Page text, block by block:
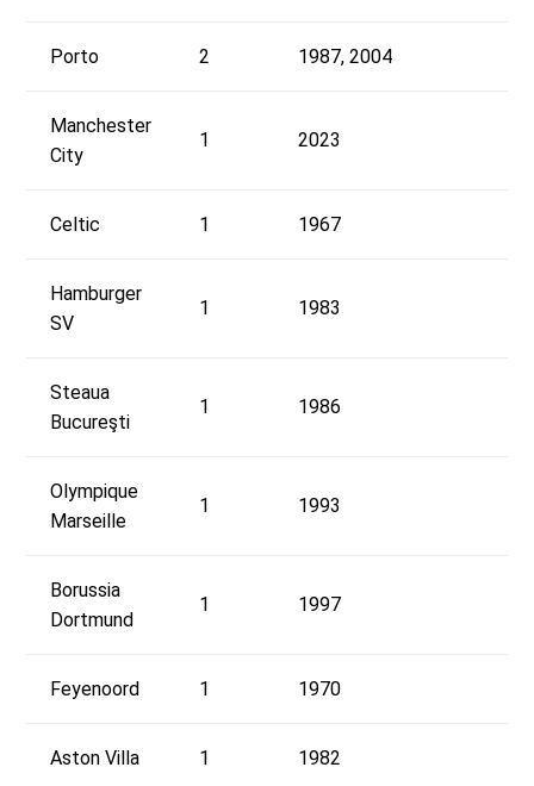
Porto 2 1987, 2004
Manchester
City
1 2023
Celtic 1 1967
Hamburger
SV
1 1983
Steaua
Bucureşti
1 1986
Olympique
Marseille
1 1993
Borussia
Dortmund
1 1997
Feyenoord 1 1970
Aston Villa 1 1982